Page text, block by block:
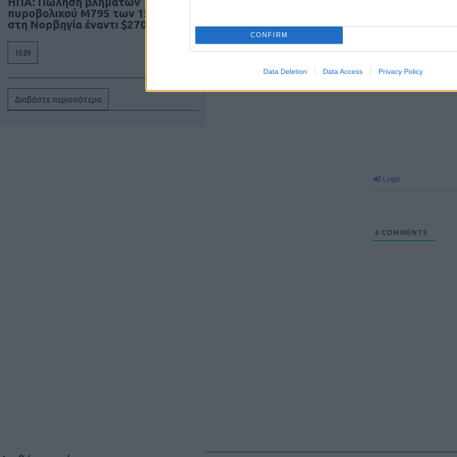
CONFIRM
Data Deletion Data Access Privacy Policy
πυροβολικού M795 των 155 χιλ.
στη Νορβηγία έναντι $270 εκατ.
10:09
Διαβάστε περισσότερα
Login
6 COMMENTS